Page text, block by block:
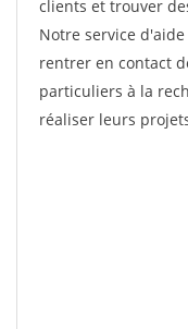
clients et trouver
Notre service
rentrer en contact
particuliers à la
réaliser leurs